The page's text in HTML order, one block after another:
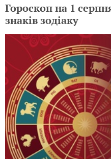
Гороскоп на 1
знаків зодіаку